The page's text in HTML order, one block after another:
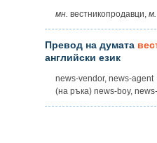
мн. вестникопродавци, м.
Превод на думата
английски език
news-vendor, news-agent
(на ръка) news-boy,